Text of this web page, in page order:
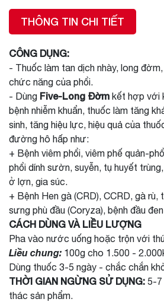
THÔNG TIN CHI TIẾT
CÔNG DỤNG:
- Thuốc làm tan dịch nhày, long
chức năng của phổi.
- Dùng Five-Long Đờm kết hợp với
bệnh nhiễm khuẩn, thuốc làm tăng
sinh, tăng hiệu lực, hiệu quả của
đường hô hấp như:
+ Bệnh viêm phổi, viêm phế quản-
phổi dính sườn, suyễn, tụ huyết
ở lợn, gia súc.
+ Bệnh Hen gà (CRD), CCRD, gà rù,
sưng phù đầu (Coryza), bệnh đầu
CÁCH DÙNG VÀ LIỀU LƯỢNG
Pha vào nước uống hoặc trộn với
Liều chung: 100g cho 1.500 -
Dùng thuốc 3-5 ngày - chắc chắn
THỜI GIAN NGỪNG SỬ DỤNG: 5-7
thác sản phẩm.